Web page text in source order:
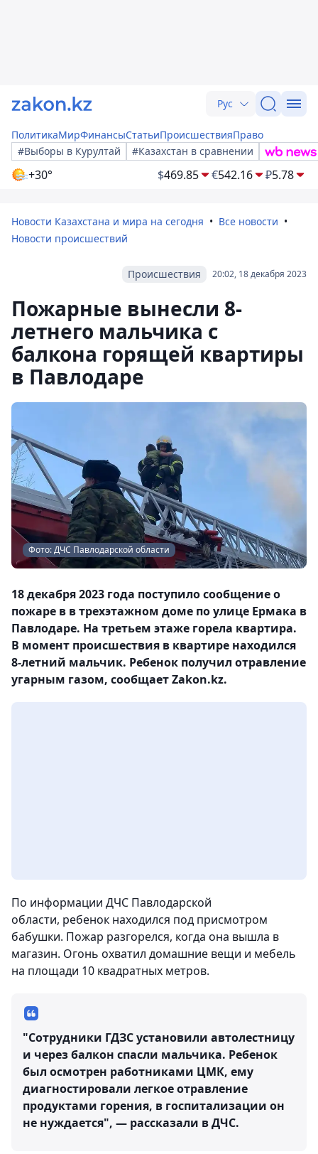
Рус
ПолитикаМирФинансыСтатьиПроисшествияПраво
#Выборы в Курултай
#Казахстан в сравнении
+30° $469.85 €542.16 ₽5.78
Новости Казахстана и мира на сегодня
Все новости
Новости происшествий
20:02, 18 декабря 2023
Происшествия
Пожарные вынесли 8-
летнего мальчика с
балкона горящей квартиры
в Павлодаре
Фото: ДЧС Павлодарской области
18 декабря 2023 года поступило сообщение о
пожаре в в трехэтажном доме по улице Ермака в
Павлодаре. На третьем этаже горела квартира.
В момент происшествия в квартире находился
8-летний мальчик. Ребенок получил отравление
угарным газом, сообщает Zakon.kz.
По информации ДЧС Павлодарской
области, ребенок находился под присмотром
бабушки. Пожар разгорелся, когда она вышла в
магазин. Огонь охватил домашние вещи и мебель
на площади 10 квадратных метров.
"Сотрудники ГДЗС установили автолестницу
и через балкон спасли мальчика. Ребенок
был осмотрен работниками ЦМК, ему
диагностировали легкое отравление
продуктами горения, в госпитализации он
не нуждается", — рассказали в ДЧС.